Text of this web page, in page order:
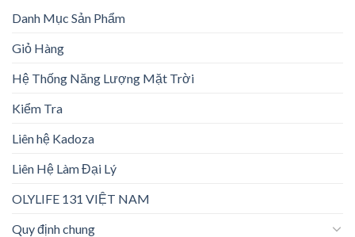
Danh Mục Sản Phẩm
Giỏ Hàng
Hệ Thống Năng Lượng Mặt Trời
Kiểm Tra
Liên hệ Kadoza
Liên Hệ Làm Đại Lý
OLYLIFE 131 VIỆT NAM
Quy định chung